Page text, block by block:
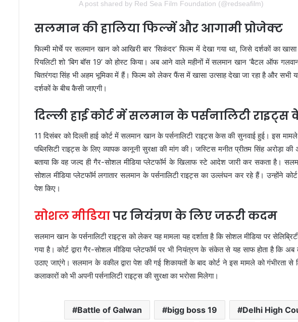
A post shared by Red Sea Film Foundation (@redseafilm)
सलमान की हालिया फिल्में और आगामी प्रोजेक्ट
फिल्मी मोर्चे पर सलमान खान को आखिरी बार ‘सिकंदर’ फिल्म में देखा गया था, जिसे दर्शकों का
रियलिटी शो ‘बिग बॉस 19’ को होस्ट किया। अब आने वाले महीनों में सलमान खान ‘बैटल ऑफ
चितरंगदा सिंह भी अहम भूमिका में हैं। फिल्म को लेकर फैंस में खासा उत्साह देखा जा रहा है और
दर्शकों के बीच कैसी जाएगी।
दिल्ली हाई कोर्ट में सलमान के पर्सनालिटी
11 दिसंबर को दिल्ली हाई कोर्ट में सलमान खान के पर्सनालिटी राइट्स केस की सुनवाई हुई। इस
पब्लिसिटी राइट्स के लिए व्यापक कानूनी सुरक्षा की मांग की। जस्टिस मनीत प्रीतम सिंह अरोड़ा
बताया कि वह जल्द ही गैर-सोशल मीडिया प्लेटफॉर्म के खिलाफ स्टे आदेश जारी कर सकता है।
सोशल मीडिया प्लेटफॉर्म लगातार सलमान के पर्सनालिटी राइट्स का उल्लंघन कर रहे हैं। उन्होंने
पेश किए।
सोशल मीडियापर नियंत्रण के लिए जरूरी कदम
सलमान खान के पर्सनालिटी राइट्स को लेकर यह मामला यह दर्शाता है कि सोशल मीडिया पर
गया है। कोर्ट द्वारा गैर-सोशल मीडिया प्लेटफॉर्म पर भी नियंत्रण के संकेत से यह साफ होता है कि
उठाए जाएंगे। सलमान के वकील द्वारा पेश की गई शिकायतों के बाद कोर्ट ने इस मामले को
कलाकारों को भी अपनी पर्सनालिटी राइट्स की सुरक्षा का भरोसा मिलेगा।
Battle of Galwan bigg boss 19 Delhi High